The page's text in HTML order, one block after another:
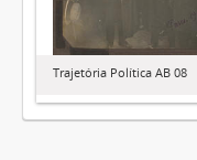
Trajetória Política AB 08